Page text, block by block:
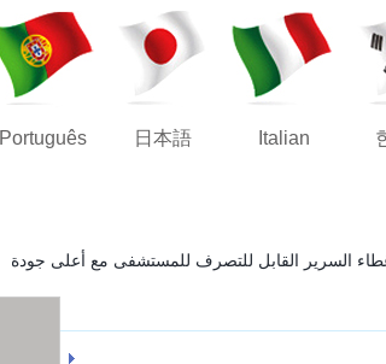
Português 日本語 Italian
السرير القابل للتصرف للمستشفى مع أعلى جودة